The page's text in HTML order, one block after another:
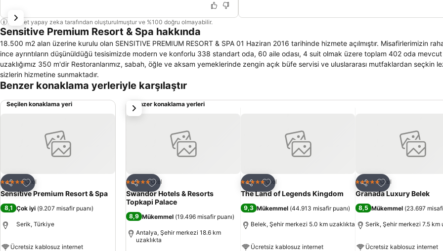
Bu özet yapay zeka tarafından oluşturulmuştur ve %100 doğru olmayabilir.
Sensitive Premium Resort & Spa hakkında
18.500 m2 alan üzerine kurulu olan SENSITIVE PREMIUM RESORT & SPA 01 Haziran 2016 tarihinde hizmete açılmıştır. Misafirlerimizin
ince ayrıntıların düşünüldüğü tesisimizde modern ve konforlu 338 standart oda, 60 aile odası, 4 suit olmak üzere toplam 402 oda mevcut olup denize
uzaklığımız 350 m'dir Restoranlarımız, sabah, öğle ve aksam yemeklerinde zengin açık büfe servisi ve uluslararası mutfaklardan seçkin
sizlerin hizmetine sunmaktadır.
Benzer konaklama yerleriyle karşılaştır
Seçilen konaklama yeri
Paylaş
Favorilerime ekle
5 Yıldız Otel
Sensitive Premium Resort & Spa
8,1 Çok iyi (9.207 misafir puanı)
Serik, Türkiye
Ücretsiz kablosuz internet
Benzer konaklama yerleri
Paylaş
Favorilerime ekle
5 Yıldız Otel
Swandor Hotels & Resorts
Topkapi Palace
8,9 Mükemmel (19.496 misafir puanı)
Antalya, Şehir merkezi 18.6 km
uzaklıkta
Paylaş
Favorilerime ekle
5 Yıldız Otel
The Land of Legends Kingdom
9,3 Mükemmel (44.913 misafir puanı)
Belek, Şehir merkezi 5.0 km uzaklıkta
Ücretsiz kablosuz internet
Paylaş
Favorilerime ekle
5 Yıldız Otel
Granada Luxury Belek
8,5 Mükemmel (23.697
Serik, Şehir merkezi 7.5 km
Ücretsiz kablosuz internet
sonraki